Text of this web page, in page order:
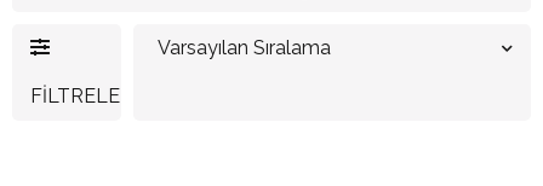
FILTRELE
Varsayılan Sıralama